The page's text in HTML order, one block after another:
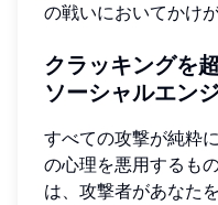
の戦いにおいてかけ
クラッキングを
ソーシャルエン
すべての攻撃が純粋
の心理を悪用するも
は、攻撃者があなた